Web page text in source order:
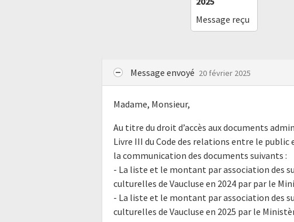
Message reçu
Message envoyé 20 février 2025
Madame, Monsieur,
Au titre du droit d’accès aux documents
Livre III du Code des relations entre le
la communication des documents suivants :
- La liste et le montant par association des
culturelles de Vaucluse en 2024 par par le
- La liste et le montant par association des
culturelles de Vaucluse en 2025 par le